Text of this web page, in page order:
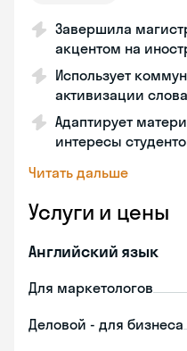
Завершила
акцентом на
Использует
активизации
Адаптирует
интересы
Читать дальше
Услуги и цены
Английский язык
Для маркетологов
Деловой - для бизнеса